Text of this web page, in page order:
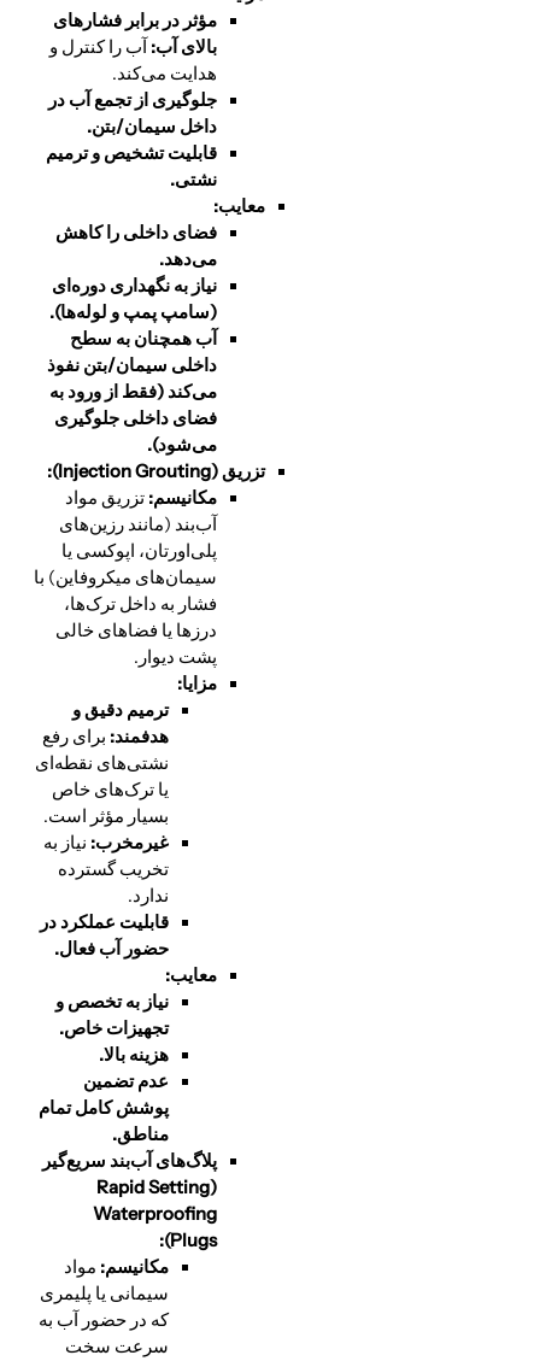
مؤثر در برابر فشارهای
بالای آب: آب را کنترل و
هدایت می‌کند.
جلوگیری از تجمع آب در
داخل سیمان/بتن.
قابلیت تشخیص و ترمیم
نشتی.
معایب:
فضای داخلی را کاهش
می‌دهد.
نیاز به نگهداری دوره‌ای
(سامپ پمپ و لوله‌ها).
آب همچنان به سطح
داخلی سیمان/بتن نفوذ
می‌کند (فقط از ورود به
فضای داخلی جلوگیری
می‌شود).
تزریق (Injection Grouting):
مکانیسم: تزریق مواد
آب‌بند (مانند رزین‌های
پلی‌اورتان، اپوکسی یا
سیمان‌های میکروفاین) با
فشار به داخل ترک‌ها،
درزها یا فضاهای خالی
پشت دیوار.
مزایا:
ترمیم دقیق و
هدفمند: برای رفع
نشتی‌های نقطه‌ای
یا ترک‌های خاص
بسیار مؤثر است.
غیرمخرب: نیاز به
تخریب گسترده
ندارد.
قابلیت عملکرد در
حضور آب فعال.
معایب:
نیاز به تخصص و
تجهیزات خاص.
هزینه بالا.
عدم تضمین
پوشش کامل تمام
مناطق.
پلاگ‌های آب‌بند سریع‌گیر
(
Rapid Setting
Waterproofing
Plugs):
مکانیسم: مواد
سیمانی یا پلیمری
که در حضور آب به
سرعت سخت